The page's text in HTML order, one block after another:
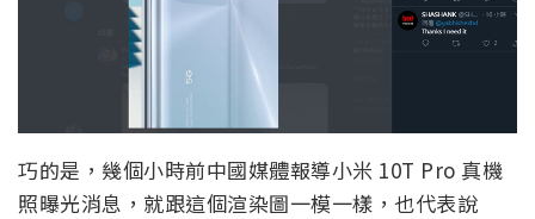
巧的是，幾個小時前中國媒體報導小米 10T Pro 真機
照曝光消息，就跟這個渲染圖一模一樣，也代表說